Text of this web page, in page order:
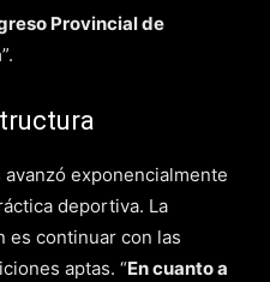
Provincial de
”.
exponencialmente
deportiva. La
es continuar con las
aptas. “En cuanto a